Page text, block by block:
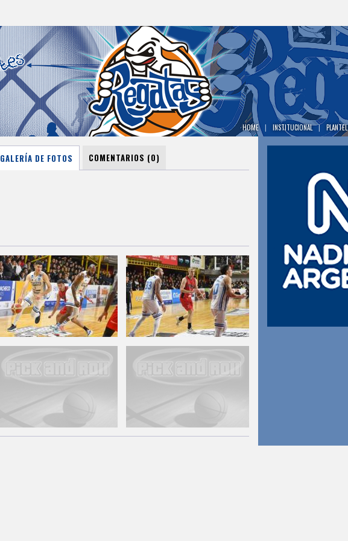
HOME | INSTITUCIONAL | PLANTEL
GALERÍA DE FOTOS COMENTARIOS (0)